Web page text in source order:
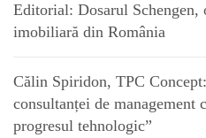
Editorial: Dosarul
imobiliară din România
Călin Spiridon, TPC
consultanței de management
progresul tehnologic”